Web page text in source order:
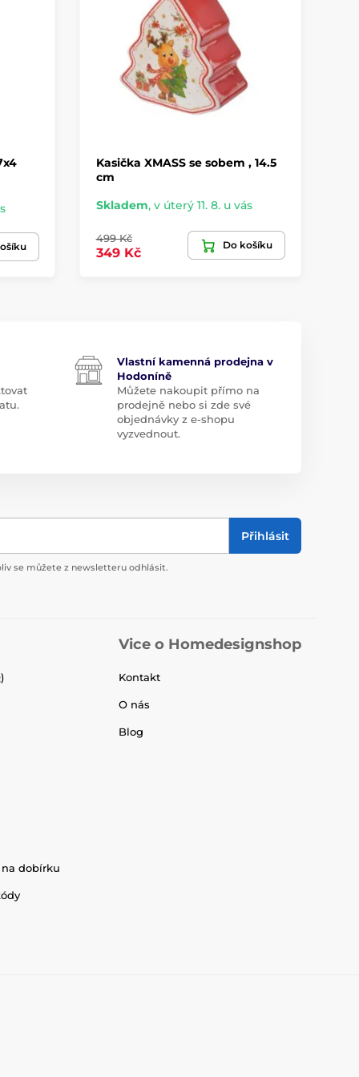
Kasička XMASS se sobem , 14.5
cm
Skladem, v úterý 11. 8. u vás
499 Kč
349 Kč
Do košíku
Vlastní kamenná prodejna v
Hodoníně
Můžete nakoupit přímo na
prodejně nebo si zde své
objednávky z e-shopu
vyzvednout.
Přihlásit
se můžete z newsletteru odhlásit.
dobírku
Vice o Homedesignshop
Kontakt
O nás
Blog